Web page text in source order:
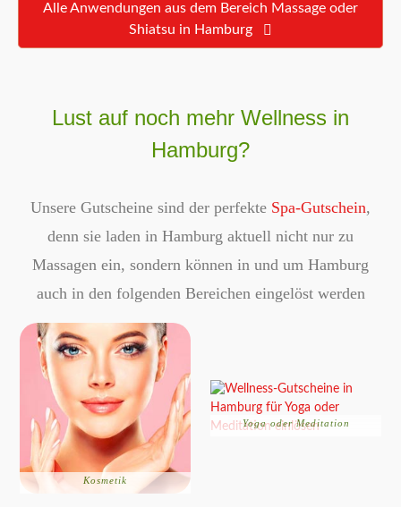
Alle Anwendungen aus dem Bereich Massage oder
Shiatsu in Hamburg
Lust auf noch mehr Wellness in
Hamburg?
Unsere Gutscheine sind der perfekte Spa-Gutschein,
denn sie laden in Hamburg aktuell nicht nur zu
Massagen ein, sondern können in und um Hamburg
auch in den folgenden Bereichen eingelöst werden
Kosmetik
Yoga oder Meditation